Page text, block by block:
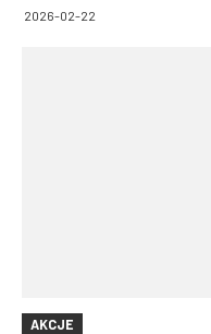
2026-02-22
AKCJE